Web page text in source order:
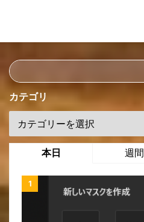
カテゴリ
本日 週間